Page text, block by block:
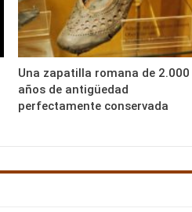
Una zapatilla romana de 2.000
años de antigüedad
perfectamente conservada